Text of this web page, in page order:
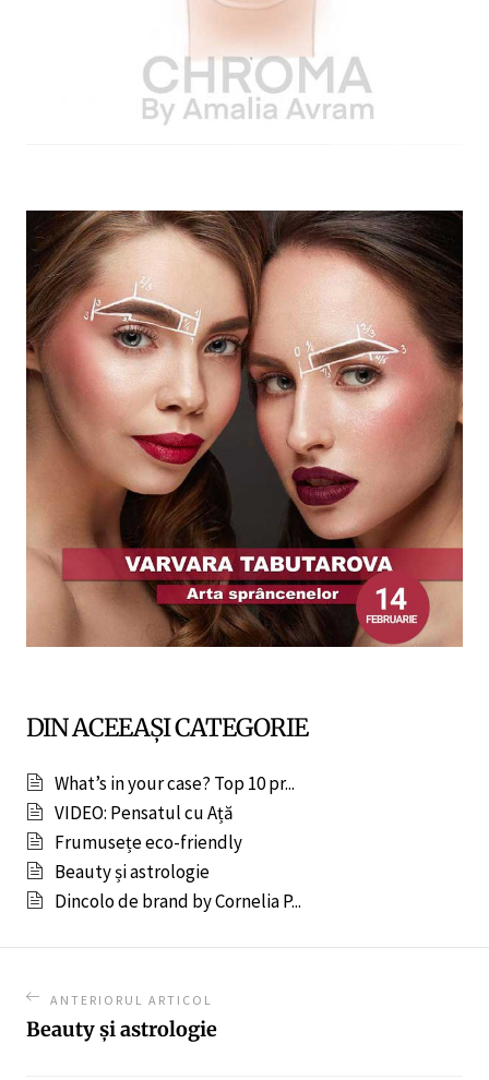
DIN ACEEAȘI CATEGORIE
What’s in your case? Top 10 pr...
VIDEO: Pensatul cu Ață
Frumusețe eco-friendly
Beauty și astrologie
Dincolo de brand by Cornelia P...
ANTERIORUL ARTICOL
Beauty și astrologie